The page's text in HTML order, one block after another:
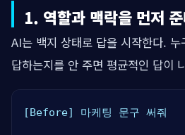
1. 역할과 맥락을 먼저
AI는 백지 상태로 답을 시작한다. 누
답하는지를 안 주면 평균적인 답이
[Before] 마케팅 문구 써줘